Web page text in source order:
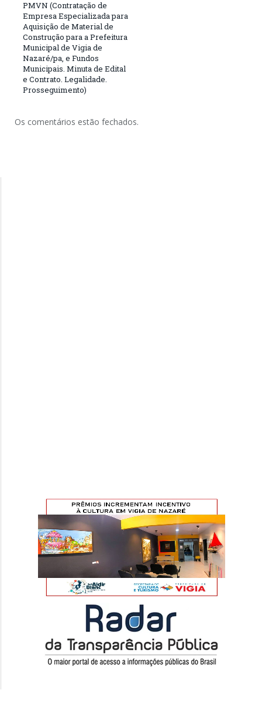
PMVN (Contratação de
Empresa Especializada para
Aquisição de Material de
Construção para a Prefeitura
Municipal de Vigia de
Nazaré/pa, e Fundos
Municipais. Minuta de Edital
e Contrato. Legalidade.
Prosseguimento)
Os comentários estão fechados.